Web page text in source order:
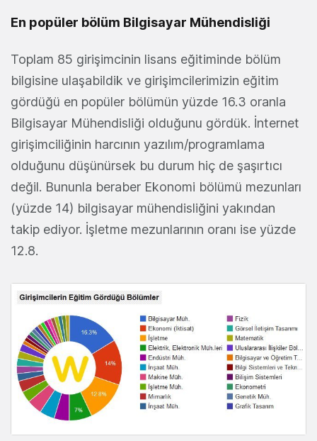
En popüler bölüm Bilgisayar Mühendisliği
Toplam 85 girişimcinin lisans eğitiminde bölüm
bilgisine ulaşabildik ve girişimcilerimizin eğitim
gördüğü en popüler bölümün yüzde 16.3 oranla
Bilgisayar Mühendisliği olduğunu gördük. İnternet
girişimciliğinin harcının yazılım/programlama
olduğunu düşünürsek bu durum hiç de şaşırtıcı
değil. Bununla beraber Ekonomi bölümü mezunları
(yüzde 14) bilgisayar mühendisliğini yakından
takip ediyor. İşletme mezunlarının oranı ise yüzde
12.8.